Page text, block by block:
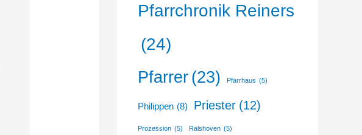
Pfarrchronik Reiners
(24)
Pfarrer(23) Pfarrhaus (5)
Philippen (8) Priester (12)
Prozession (5) Ralshoven (5)